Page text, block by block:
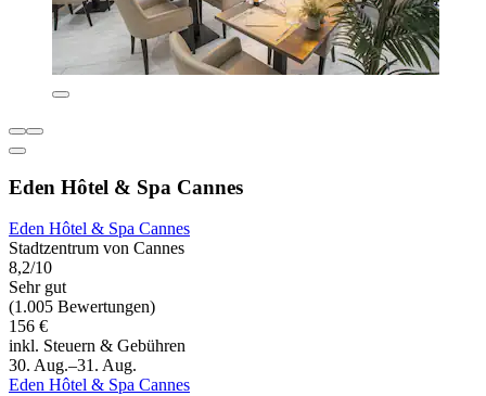
Eden Hôtel & Spa Cannes
Eden Hôtel & Spa Cannes
Stadtzentrum von Cannes
8,2/10
Sehr gut
(1.005 Bewertungen)
156 €
inkl. Steuern & Gebühren
30. Aug.–31. Aug.
Eden Hôtel & Spa Cannes